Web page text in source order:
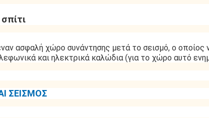
ασφαλή χώρο συνάντησης μετά το σεισμό, ο οποίος
και ηλεκτρικά καλώδια (για το χώρο αυτό
ΣΕΙΣΜΟΣ